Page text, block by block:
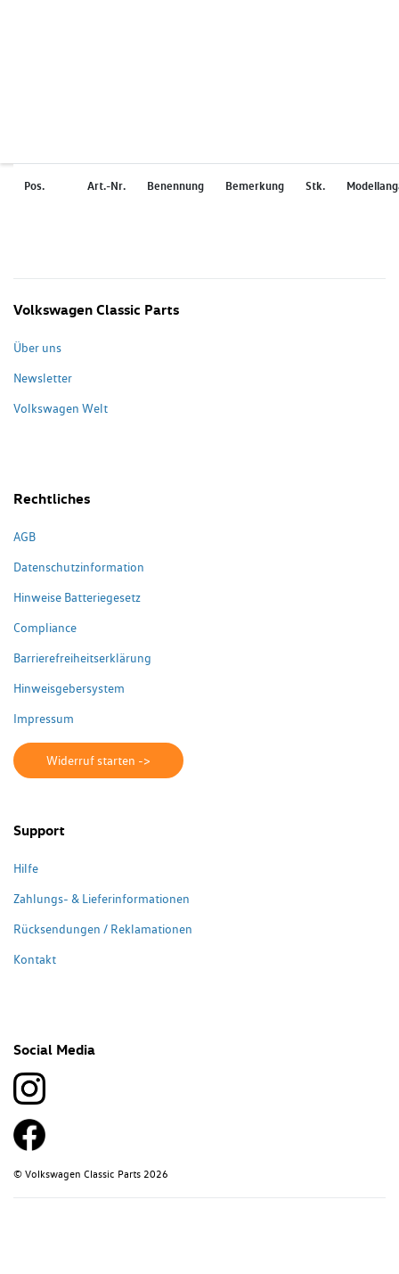
Pos. Art.-Nr. Benennung Bemerkung Stk.
Volkswagen Classic Parts
Über uns
Newsletter
Volkswagen Welt
Rechtliches
AGB
Datenschutzinformation
Hinweise Batteriegesetz
Compliance
Barrierefreiheitserklärung
Hinweisgebersystem
Impressum
Widerruf starten ->
Support
Hilfe
Zahlungs- & Lieferinformationen
Rücksendungen / Reklamationen
Kontakt
Social Media
© Volkswagen Classic Parts 2026